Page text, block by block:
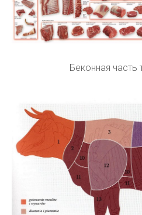
Беконная часть